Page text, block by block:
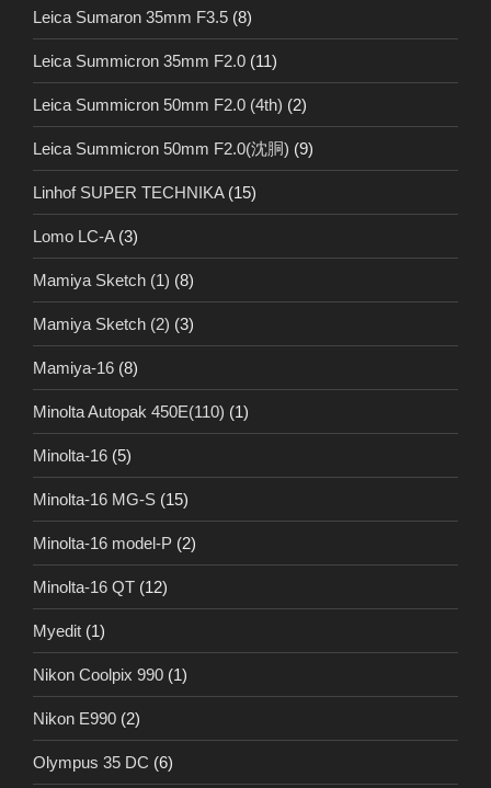
Leica Sumaron 35mm F3.5 (8)
Leica Summicron 35mm F2.0 (11)
Leica Summicron 50mm F2.0 (4th) (2)
Leica Summicron 50mm F2.0(沈胴) (9)
Linhof SUPER TECHNIKA(15)
Lomo LC-A(3)
Mamiya Sketch (1) (8)
Mamiya Sketch (2) (3)
Mamiya-16 (8)
Minolta Autopak 450E(110) (1)
Minolta-16 (5)
Minolta-16 MG-S (15)
Minolta-16 model-P (2)
Minolta-16 QT (12)
Myedit (1)
Nikon Coolpix 990 (1)
Nikon E990 (2)
Olympus 35 DC (6)